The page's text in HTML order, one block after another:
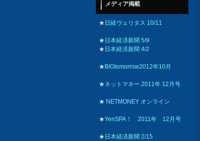
メディア掲載
★日経ヴェリタス 10/11
★日本経済新聞 5/9
★日本経済新聞 4/2
★BIGtomorrow2012年10月
★ネットマネー 2011年 12月号
★NETMONEY オンライン
★YenSPA！ 2011年 12月号
★日本経済新聞 2/15